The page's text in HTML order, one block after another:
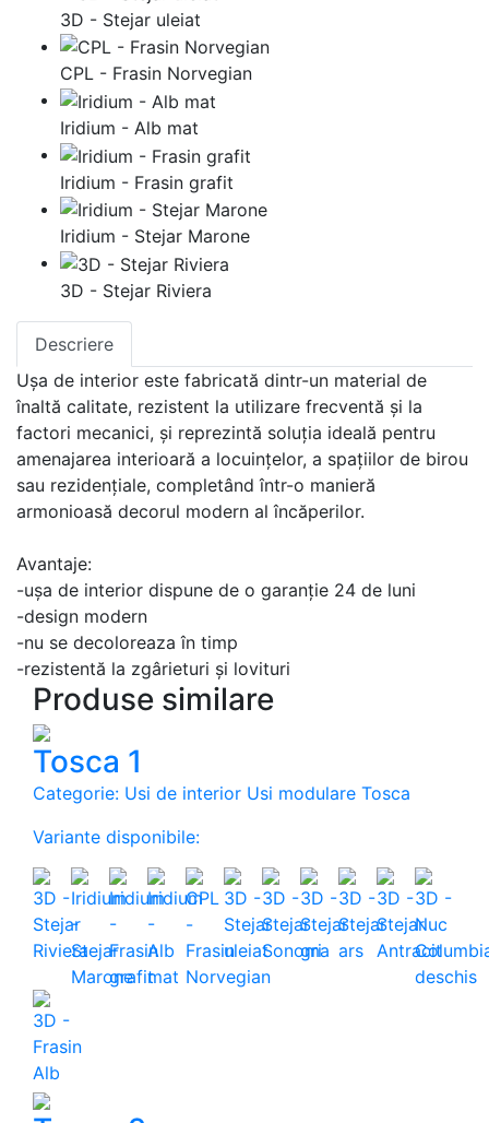
3D - Stejar uleiat
CPL - Frasin Norvegian
Iridium - Alb mat
Iridium - Frasin grafit
Iridium - Stejar Marone
3D - Stejar Riviera
Descriere
Ușa de interior este fabricată dintr-un material de
înaltă calitate, rezistent la utilizare frecventă și la
factori mecanici, și reprezintă soluția ideală pentru
amenajarea interioară a locuințelor, a spațiilor de birou
sau rezidențiale, completând într-o manieră
armonioasă decorul modern al încăperilor.
Avantaje:
-ușa de interior dispune de o garanție 24 de luni
-design modern
-nu se decoloreaza în timp
-rezistentă la zgârieturi și lovituri
Produse similare
Tosca 1
Categorie: Usi de interior Usi modulare Tosca
Variante disponibile: